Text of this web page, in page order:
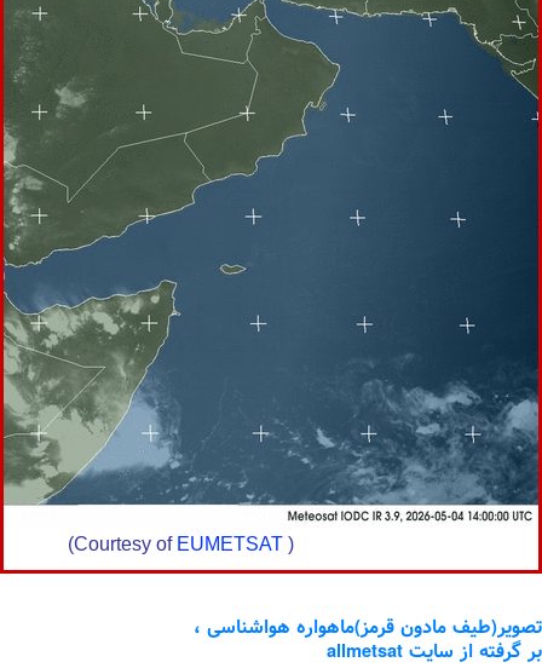
تصویر(طیف مادون قرمز)ماهواره هواشناسی ،
بر گرفته از سایت allmetsat